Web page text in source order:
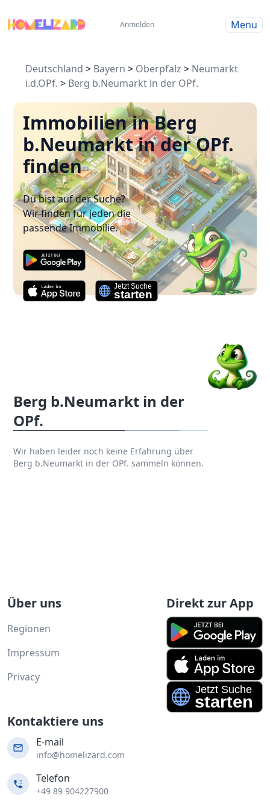
Anmelden Menu
Deutschland > Bayern > Oberpfalz > Neumarkt
i.d.OPf. > Berg b.Neumarkt in der OPf.
Immobilien in Berg
b.Neumarkt in der OPf.
finden
Du bist auf der Suche?
Wir finden für jeden die
passende Immobilie.
Berg b.Neumarkt in der
OPf.
Wir haben leider noch keine Erfahrung über
Berg b.Neumarkt in der OPf. sammeln können.
Über uns
Regionen
Impressum
Privacy
Direkt zur App
Kontaktiere uns
E-mail
info@homelizard.com
Telefon
+49 89 904227900